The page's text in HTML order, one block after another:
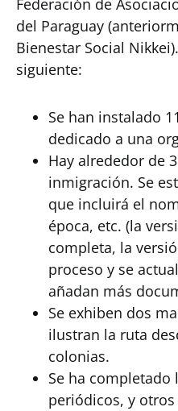
Federación de
del Paraguay
Bienestar Social
siguiente:
Se han instalado
dedicado a una
Hay alrededor de
inmigración. Se
que incluirá el
época, etc. (la
completa, la
proceso y se
añadan más
Se exhiben dos
ilustran la ruta
colonias.
Se ha
periódicos, y